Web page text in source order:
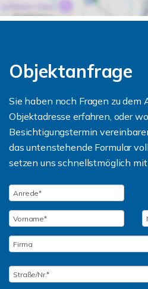
Objektanfrage
Sie haben noch Fragen zu dem
Objektadresse erfahren, oder
Besichtigungstermin
das untenstehende Formular
setzen uns schnellstmöglich